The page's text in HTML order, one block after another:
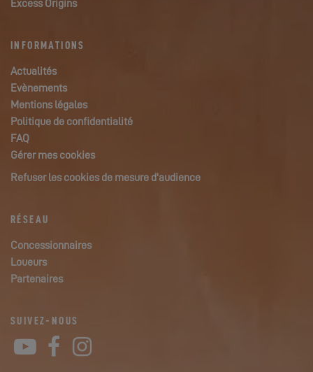
Excess Origins
INFORMATIONS
Actualités
Evènements
Mentions légales
Politique de confidentialité
FAQ
Gérer mes cookies
Refuser les cookies de mesure d'audience
RÉSEAU
Concessionnaires
Loueurs
Partenaires
SUIVEZ-NOUS
YouTube
Facebook
Instagram